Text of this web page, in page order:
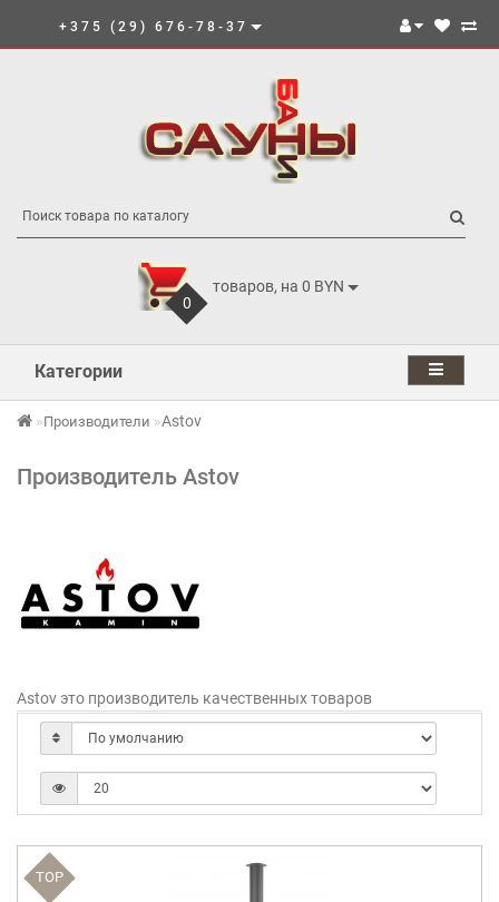
+375 (29) 676-78-37
0
товаров, на 0 BYN
Категории
Производители Astov
Производитель Astov
Astov это производитель качественных товаров
TOP